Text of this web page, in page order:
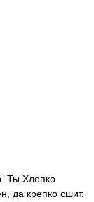
Ты Хлопко
да крепко сшит.